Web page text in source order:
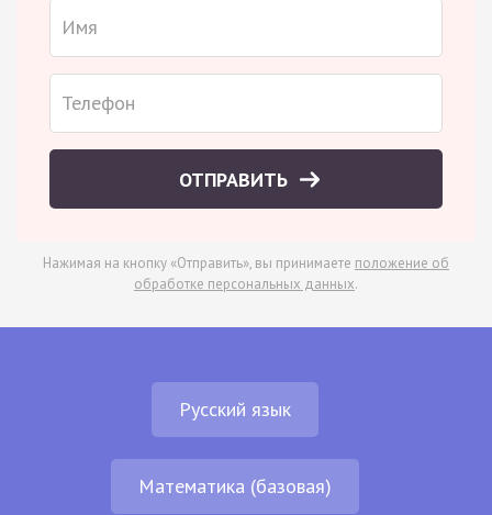
ОТПРАВИТЬ
Нажимая на кнопку «Отправить», вы принимаете положение об
обработке персональных данных.
Русский язык
Математика (базовая)